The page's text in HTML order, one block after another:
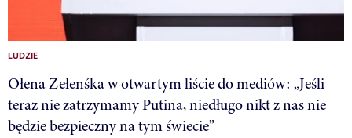
LUDZIE
Ołena Zełenśka w otwartym liście do mediów: „Jeśli
teraz nie zatrzymamy Putina, niedługo nikt z nas nie
będzie bezpieczny na tym świecie”